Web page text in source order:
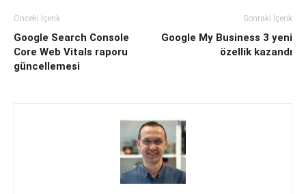
Önceki İçerik
Google Search Console
Core Web Vitals raporu
güncellemesi
Sonraki İçerik
Google My Business 3 yeni
özellik kazandı